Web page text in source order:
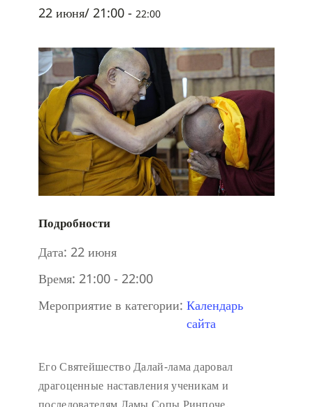
22 июня/ 21:00 - 22:00
Подробности
Дата: 22 июня
Время: 21:00 - 22:00
Мероприятие в категории: Календарь
сайта
Его Святейшество Далай-лама даровал
драгоценные наставления ученикам и